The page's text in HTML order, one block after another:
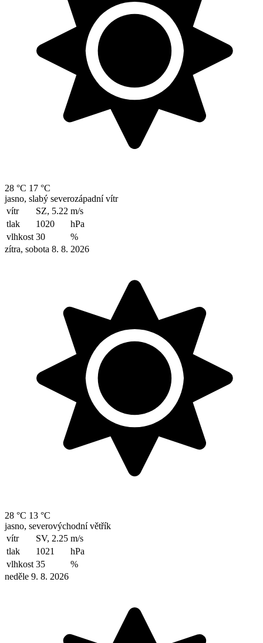
28 °C 17 °C
jasno, slabý severozápadní vítr
vítr
SZ, 5.22 m/s
tlak
1020
hPa
vlhkost 30
%
zítra, sobota 8. 8. 2026
28 °C 13 °C
jasno, severovýchodní větřík
vítr
SV, 2.25 m/s
tlak
1021
hPa
vlhkost 35
%
neděle 9. 8. 2026